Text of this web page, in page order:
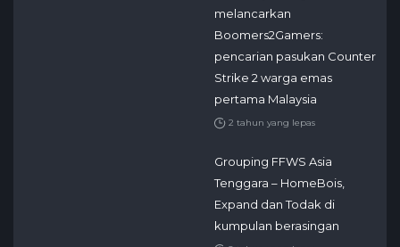
melancarkan
Boomers2Gamers:
pencarian pasukan Counter
Strike 2 warga emas
pertama Malaysia
2 tahun yang lepas
Grouping FFWS Asia
Tenggara – HomeBois,
Expand dan Todak di
kumpulan berasingan